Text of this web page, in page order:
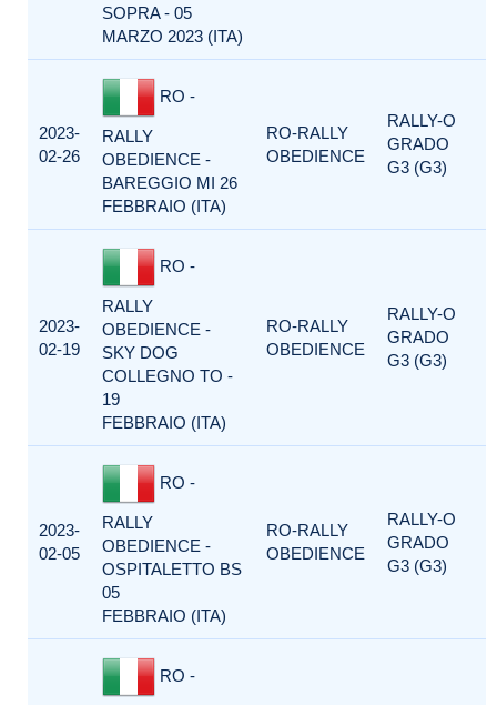
SOPRA - 05
MARZO 2023 (ITA)
2023-
02-26
RO -
RALLY
OBEDIENCE -
BAREGGIO MI 26
FEBBRAIO (ITA)
RO-RALLY
OBEDIENCE
RALLY-O
GRADO
G3 (G3)
2023-
02-19
RO -
RALLY
OBEDIENCE -
SKY DOG
COLLEGNO TO -
19
FEBBRAIO (ITA)
RO-RALLY
OBEDIENCE
RALLY-O
GRADO
G3 (G3)
2023-
02-05
RO -
RALLY
OBEDIENCE -
OSPITALETTO BS
05
FEBBRAIO (ITA)
RO-RALLY
OBEDIENCE
RALLY-O
GRADO
G3 (G3)
RO -